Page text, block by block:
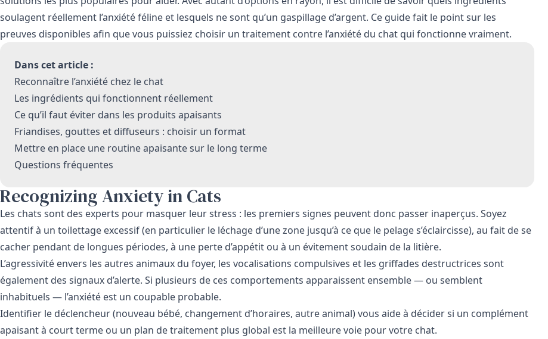
soulagent réellement l’anxiété féline et lesquels ne sont qu’un gaspillage d’argent. Ce guide fait le point sur les
preuves disponibles afin que vous puissiez choisir un traitement contre l’anxiété du chat qui fonctionne vraiment.
Dans cet article :
Reconnaître l’anxiété chez le chat
Les ingrédients qui fonctionnent réellement
Ce qu’il faut éviter dans les produits apaisants
Friandises, gouttes et diffuseurs : choisir un format
Mettre en place une routine apaisante sur le long terme
Questions fréquentes
Recognizing Anxiety in Cats
Les chats sont des experts pour masquer leur stress : les premiers signes peuvent donc passer inaperçus. Soyez
attentif à un toilettage excessif (en particulier le léchage d’une zone jusqu’à ce que le pelage s’éclaircisse), au fait de se
cacher pendant de longues périodes, à une perte d’appétit ou à un évitement soudain de la litière.
L’agressivité envers les autres animaux du foyer, les vocalisations compulsives et les griffades destructrices sont
également des signaux d’alerte. Si plusieurs de ces comportements apparaissent ensemble — ou semblent
inhabituels — l’anxiété est un coupable probable.
Identifier le déclencheur (nouveau bébé, changement d’horaires, autre animal) vous aide à décider si un complément
apaisant à court terme ou un plan de traitement plus global est la meilleure voie pour votre chat.